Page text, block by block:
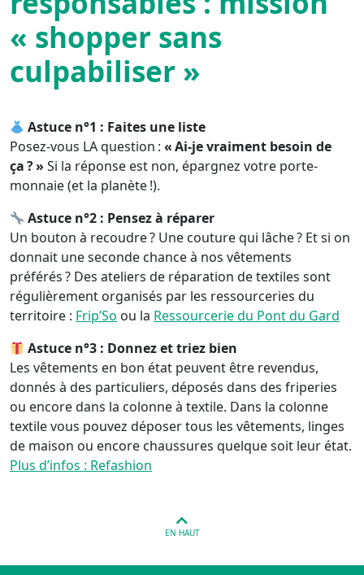
« shopper sans
culpabiliser »
Astuce n°1 : Faites une liste
Posez-vous LA question : « Ai-je vraiment besoin de
ça ? » Si la réponse est non, épargnez votre porte-
monnaie (et la planète !).
Astuce n°2 : Pensez à réparer
Un bouton à recoudre ? Une couture qui lâche ? Et si on
donnait une seconde chance à nos vêtements
préférés ? Des ateliers de réparation de textiles sont
régulièrement organisés par les ressourceries du
territoire : Frip’So ou la Ressourcerie du Pont du Gard
Astuce n°3 : Donnez et triez bien
Les vêtements en bon état peuvent être revendus,
donnés à des particuliers, déposés dans des friperies
ou encore dans la colonne à textile. Dans la colonne
textile vous pouvez déposer tous les vêtements, linges
de maison ou encore chaussures quelque soit leur état.
Plus d’infos : Refashion
EN HAUT